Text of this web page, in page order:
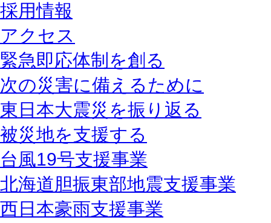
採用情報
アクセス
緊急即応体制を創る
次の災害に備えるために
東日本大震災を振り返る
被災地を支援する
台風19号支援事業
北海道胆振東部地震支援事業
西日本豪雨支援事業